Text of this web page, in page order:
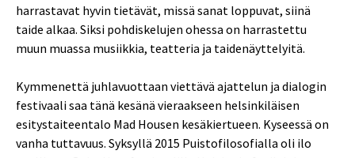
harrastavat hyvin tietävät, missä sanat loppuvat, siinä
taide alkaa. Siksi pohdiskelujen ohessa on harrastettu
muun muassa musiikkia, teatteria ja taidenäyttelyitä.
Kymmenettä juhlavuottaan viettävä ajattelun ja dialogin
festivaali saa tänä kesänä vieraakseen helsinkiläisen
esitystaiteentalo Mad Housen kesäkiertueen. Kyseessä on
vanha tuttavuus. Syksyllä 2015 Puistofilosofialla oli ilo